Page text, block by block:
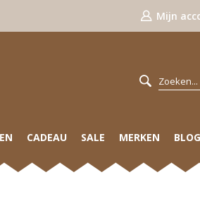
Mijn
CADEAU SALE MERKEN BLOG